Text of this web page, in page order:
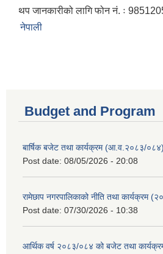
थप जानकारीको लागि फोन नं. ः
नेपाली
Budget and Program
बार्षिक बजेट तथा कार्यक्रम (आ.व.२०८३/०८४)
Post date: 08/05/2026 - 20:08
रामेछाप नगरपालिकाको नीति तथा कार्यक्रम
Post date: 07/30/2026 - 10:38
आर्थिक वर्ष २०८३/०८४ को बजेट तथा